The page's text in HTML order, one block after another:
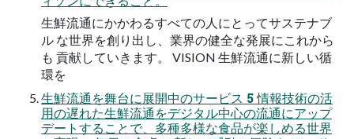
⽣鮮流通にかかわるすべての⼈にとってサステナブ
ル な世界を創り出し、業界の健全な発展にこれから
も 貢献していきます。 VISION ⽣鮮流通に新しい循
環を
⽣鮮流通を舞台に展開中のサービス 5 情報技術の活
⽤の遅れた⽣鮮流通をデジタル中⼼の流通にアップ
デートすることで、多種多様な⾷品が楽しめる世界